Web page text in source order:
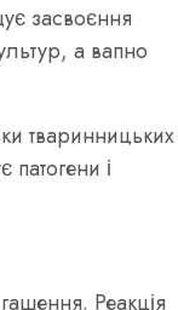
засвоєння
а вапно
тваринницьких
і
Реакція